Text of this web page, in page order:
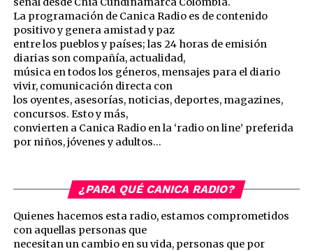
La programación de Canica Radio es de contenido
positivo y genera amistad y paz
entre los pueblos y países; las 24 horas de emisión
diarias son compañía, actualidad,
música en todos los géneros, mensajes para el diario
vivir, comunicación directa con
los oyentes, asesorías, noticias, deportes, magazines,
concursos. Esto y más,
convierten a Canica Radio en la ‘radio on line’ preferida
por niños, jóvenes y adultos…
¿PARA QUÉ CANICA RADIO?
Quienes hacemos esta radio, estamos comprometidos
con aquellas personas que
necesitan un cambio en su vida, personas que por